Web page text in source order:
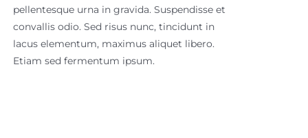
pellentesque urna in gravida. Suspendisse et
convallis odio. Sed risus nunc, tincidunt in
lacus elementum, maximus aliquet libero.
Etiam sed fermentum ipsum.